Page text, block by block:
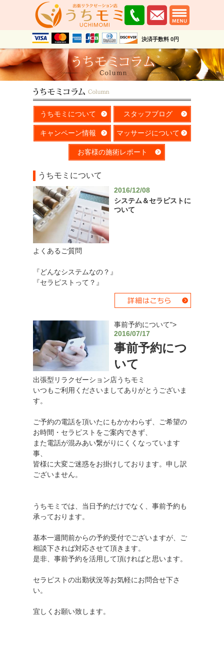
決済手数料 0円
うちモミについて スタッフブログ
キャンペーン情報 マッサージについて
お客様の施術レポート
うちモミについて
2016/12/08
システム＆セラピストに
ついて
よくあるご質問
『どんなシステムなの？』
『セラピストって？』
事前予約について">
2016/07/17
事前予約につ
いて
出張型リラクゼーション店うちモミ
いつもご利用くださいましてありがとうございま
す。
ご予約の電話を頂いたにもかかわらず、ご希望の
お時間・セラピストをご案内できず、
また電話が混みあい繋がりにくくなっています
事、
皆様に大変ご迷惑をお掛けしております。申し訳
ございません。
うちモミでは、当日予約だけでなく、事前予約も
承っております。
基本一週間前からの予約受付でございますが、ご
相談下されば対応させて頂きます。
是非、事前予約を活用して頂ければと思います。
セラピストの出勤状況等お気軽にお問合せ下さ
い。
宜しくお願い致します。